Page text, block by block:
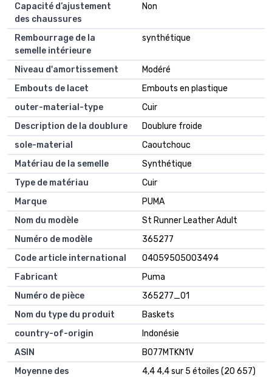
Capacité d’ajustement
des chaussures
Non
Rembourrage de la
semelle intérieure
synthétique
Niveau d'amortissement
Modéré
Embouts de lacet
Embouts en plastique
outer-material-type
Cuir
Description de la doublure
Doublure froide
sole-material
Caoutchouc
Matériau de la semelle
Synthétique
Type de matériau
Cuir
Marque
PUMA
Nom du modèle
St Runner Leather Adult
Numéro de modèle
365277
Code article international
04059505003494
Fabricant
Puma
Numéro de pièce
365277_01
Nom du type du produit
Baskets
country-of-origin
Indonésie
ASIN
B077MTKN1V
Moyenne des
4,4 4,4 sur 5 étoiles (20 657)